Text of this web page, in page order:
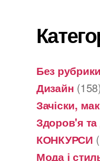
Без рубрики
Дизайн
Зачіски,
Здоров'я
КОНКУРСИ
Мода і